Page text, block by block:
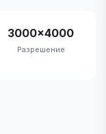
3000×4000
Разрешение